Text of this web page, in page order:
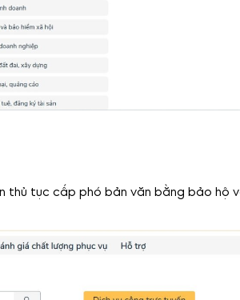
thủ tục cấp phó bản văn bằng bảo hộ